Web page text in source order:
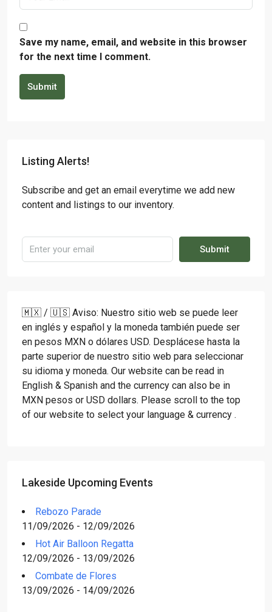
Save my name, email, and website in this browser
for the next time I comment.
Submit
Listing Alerts!
Subscribe and get an email everytime we add new
content and listings to our inventory.
Submit
🇲🇽 / 🇺🇸 Aviso: Nuestro sitio web se puede leer
en inglés y español y la moneda también puede ser
en pesos MXN o dólares USD. Desplácese hasta la
parte superior de nuestro sitio web para seleccionar
su idioma y moneda. Our website can be read in
English & Spanish and the currency can also be in
MXN pesos or USD dollars. Please scroll to the top
of our website to select your language & currency .
Lakeside Upcoming Events
Rebozo Parade
11/09/2026 - 12/09/2026
Hot Air Balloon Regatta
12/09/2026 - 13/09/2026
Combate de Flores
13/09/2026 - 14/09/2026